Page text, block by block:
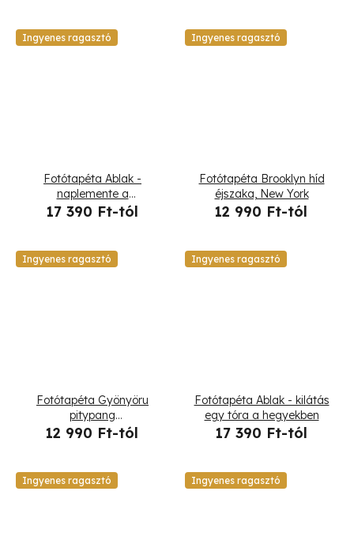
Ingyenes ragasztó
Fotótapéta Ablak -
naplemente a
tengerparton
17 390 Ft-tól
Ingyenes ragasztó
Fotótapéta Brooklyn híd
éjszaka, New York
12 990 Ft-tól
Ingyenes ragasztó
Fotótapéta Gyönyöru
pitypang
harmatcseppekben
12 990 Ft-tól
Ingyenes ragasztó
Fotótapéta Ablak - kilátás
egy tóra a hegyekben
17 390 Ft-tól
Ingyenes ragasztó Ingyenes ragasztó